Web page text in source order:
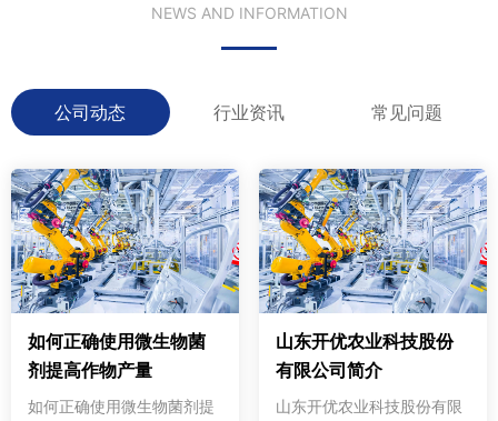
NEWS AND INFORMATION
公司动态 行业资讯 常见问题
如何正确使用微生物菌
剂提高作物产量
如何正确使用微生物菌剂提
山东开优农业科技股份
有限公司简介
山东开优农业科技股份有限